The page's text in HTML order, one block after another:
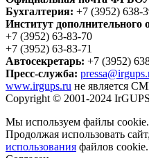
Бухгалтерия: +7 (3952) 638-
Институт дополнительного
+7 (3952) 63-83-70
+7 (3952) 63-83-71
Автосекретарь: +7 (3952)
Пресс-служба:
www.irgups.ru не является
Copyright © 2001-2024 IrGUPS
Мы используем файлы cookie.
Продолжая использовать
использования файлов cookie.